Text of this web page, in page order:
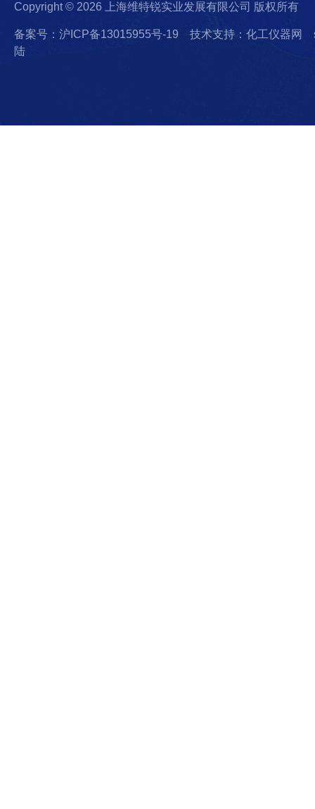
Copyright © 2026 上海维特锐实业发展有限公司 版权所有
备案号：沪ICP备13015955号-19 技术支持：化工仪器网
陆